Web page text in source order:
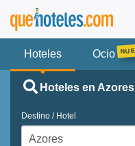
Hoteles Ocio
Hoteles en Azores
Destino / Hotel